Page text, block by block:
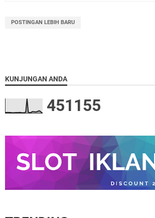
POSTINGAN LEBIH BARU
KUNJUNGAN ANDA
451155